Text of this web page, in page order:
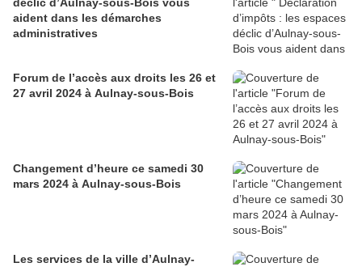
aident dans les démarches
administratives
Forum de l’accès aux droits les 26 et
27 avril 2024 à Aulnay-sous-Bois
Changement d’heure ce samedi 30
mars 2024 à Aulnay-sous-Bois
Les services de la ville d’Aulnay-